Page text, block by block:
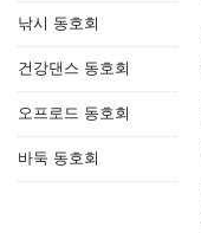
낚시 동호회
건강댄스 동호회
오프로드 동호회
바둑 동호회